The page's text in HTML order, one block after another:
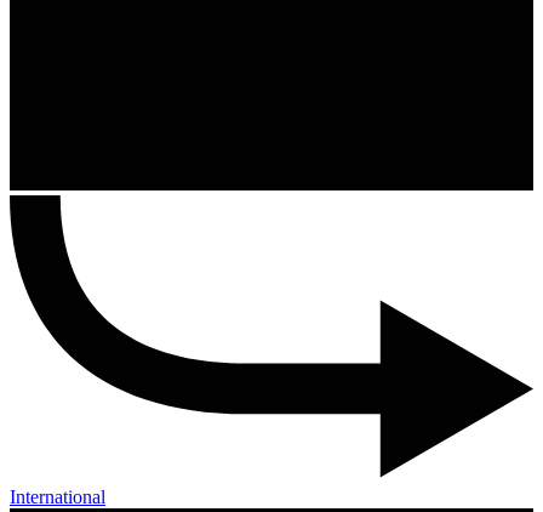
International